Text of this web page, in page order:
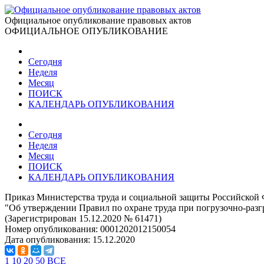
Официальное опубликование правовых актов
ОФИЦИАЛЬНОЕ ОПУБЛИКОВАНИЕ
Сегодня
Неделя
Месяц
ПОИСК
КАЛЕНДАРЬ ОПУБЛИКОВАНИЯ
Сегодня
Неделя
Месяц
ПОИСК
КАЛЕНДАРЬ ОПУБЛИКОВАНИЯ
Приказ Министерства труда и социальной защиты
"Об утверждении Правил по охране труда при погрузочно-
(Зарегистрирован 15.12.2020 № 61471)
Номер опубликования: 0001202012150054
Дата опубликования: 15.12.2020
1 10 20 50 ВСЕ